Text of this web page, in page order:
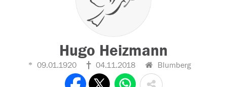
Hugo Heizmann
09.01.1920 04.11.2018 Blumberg